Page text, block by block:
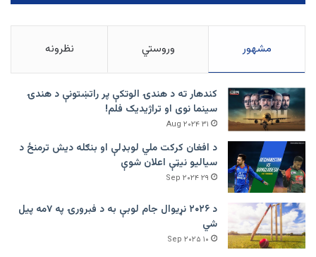
مشهور وروستي نظرونه
کندهار ته د هندۍ الوتکې پر راتښتونې د هندۍ
سینما نوی او تراژيديک فلم!
۳۱ Aug ۲۰۲۴
د افغان کرکت ملي لوبډلې او بنګله دیش ترمنځ د
سیالیو نیټې اعلان شوې
۲۹ Sep ۲۰۲۴
د ۲۰۲۶ نړیوال جام لوبې به د فبرورۍ په ۷مه پیل
شي
۱۰ Sep ۲۰۲۵